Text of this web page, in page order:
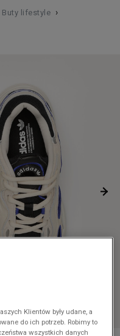
Buty lifestyle ›
Klientów były udane, a
do ich potrzeb. Robimy to
wszystkich danych